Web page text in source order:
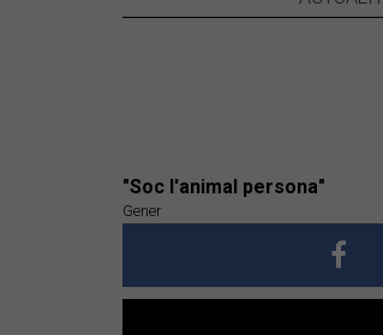
"Soc l'animal persona"
Gener